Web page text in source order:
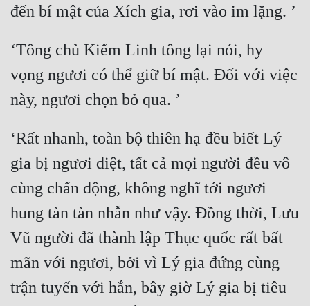
Mưu Mô
Ngôn Tình
Phong Thủy - Tâm Linh
Phương Tây
Phản Phái
Quan Trường
‘Tông chủ Kiếm Linh tông lại nói, hy
vọng ngươi có thể giữ bí mật. Đối với việc
‘Rất nhanh, toàn bộ thiên hạ đều biết Lý
gia bị ngươi diệt, tất cả mọi người đều vô
cùng chấn động, không nghĩ tới ngươi
hung tàn tàn nhẫn như vậy. Đồng thời, Lưu
Vũ người đã thành lập Thục quốc rất bất
mãn với ngươi, bởi vì Lý gia đứng cùng
trận tuyến với hắn, bây giờ Lý gia bị tiêu